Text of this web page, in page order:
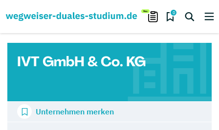
0
IVT GmbH & Co. KG
Unternehmen merken